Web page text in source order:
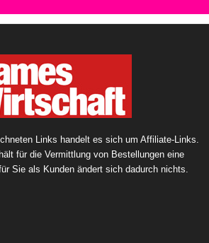
Links handelt es sich um Affiliate-Links.
für die Vermittlung von Bestellungen eine
Sie als Kunden ändert sich dadurch nichts.